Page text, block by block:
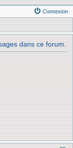
Connexion
dans ce forum.